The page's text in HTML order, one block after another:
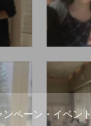
ンペーン・イベント